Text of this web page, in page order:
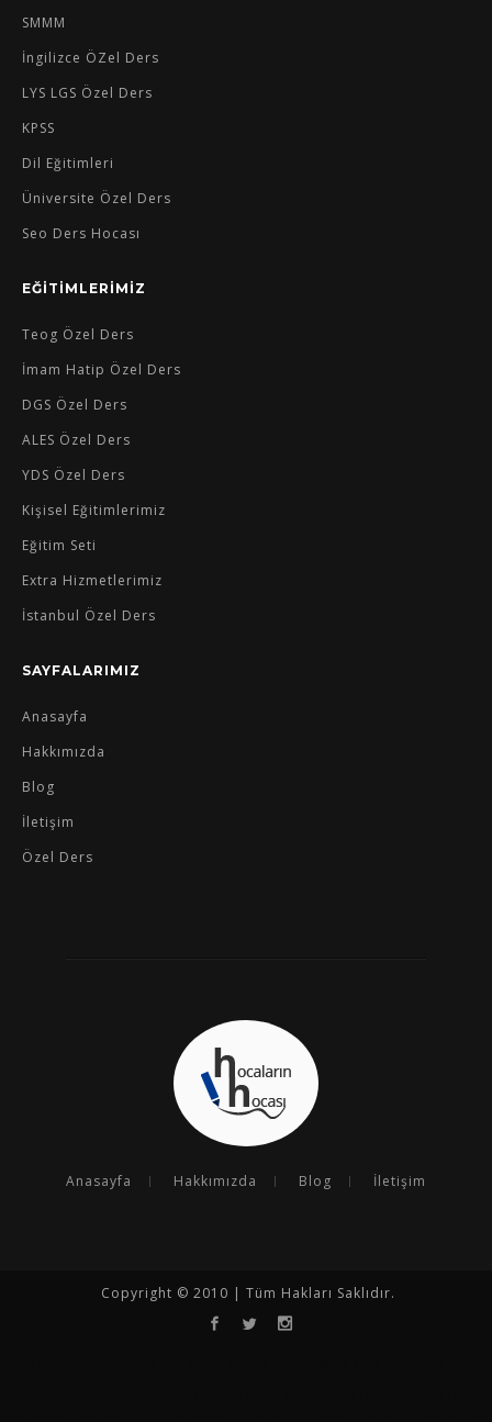
SMMM
İngilizce ÖZel Ders
LYS LGS Özel Ders
KPSS
Dil Eğitimleri
Üniversite Özel Ders
Seo Ders Hocası
EĞİTİMLERİMİZ
Teog Özel Ders
İmam Hatip Özel Ders
DGS Özel Ders
ALES Özel Ders
YDS Özel Ders
Kişisel Eğitimlerimiz
Eğitim Seti
Extra Hizmetlerimiz
İstanbul Özel Ders
SAYFALARIMIZ
Anasayfa
Hakkımızda
Blog
İletişim
Özel Ders
Anasayfa Hakkımızda Blog İletişim
Copyright © 2010 | Tüm Hakları Saklıdır.